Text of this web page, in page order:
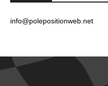
info@polepositionweb.net